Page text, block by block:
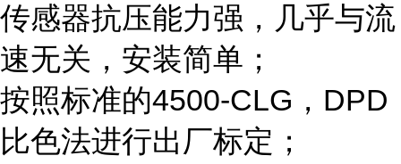
传感器抗压能力强，几乎与流
速无关，安装简单；
按照标准的4500-CLG ， DPD
比色法进行出厂标定；